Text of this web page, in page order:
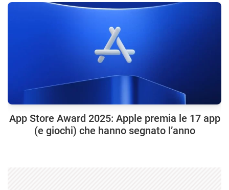
App Store Award 2025: Apple premia le 17 app
(e giochi) che hanno segnato l’anno